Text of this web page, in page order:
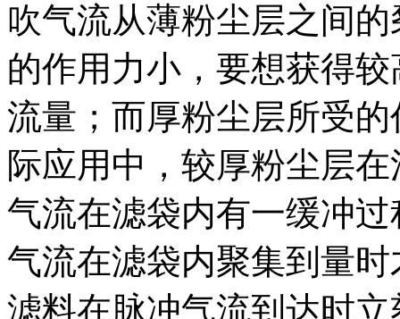
吹气流从薄粉尘层之间
的作用力小，要想获得
流量；而厚粉尘层所受
际应用中，较厚粉尘层
气流在滤袋内有一缓冲
气流在滤袋内聚集到量
滤料在脉冲气流到达时